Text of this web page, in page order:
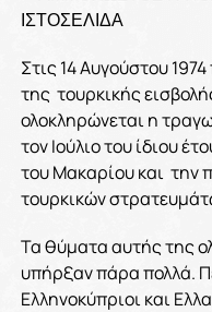
Στις 14 Αυγούστου
της τουρκικής
ολοκληρώνεται η
τον Ιούλιο του ίδιου
του Μακαρίου και την
τουρκικών
Τα θύματα αυτής της
υπήρξαν πάρα πολλά.
Ελληνοκύπριοι και